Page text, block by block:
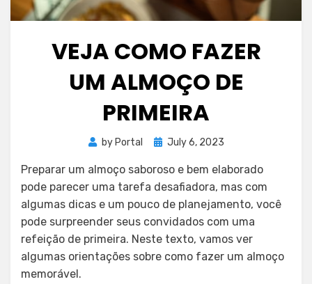
VEJA COMO FAZER
UM ALMOÇO DE
PRIMEIRA
by Portal
Posted
July 6, 2023
Preparar um almoço saboroso e bem elaborado
pode parecer uma tarefa desafiadora, mas com
algumas dicas e um pouco de planejamento, você
pode surpreender seus convidados com uma
refeição de primeira. Neste texto, vamos ver
algumas orientações sobre como fazer um almoço
memorável.